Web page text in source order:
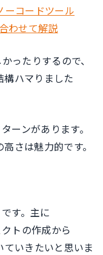
ーコードツール
わせて解説
ったりするので、
ハマりました
ンがあります。
さは魅力的です。
す。主に
トの作成から
いきたいと思いま